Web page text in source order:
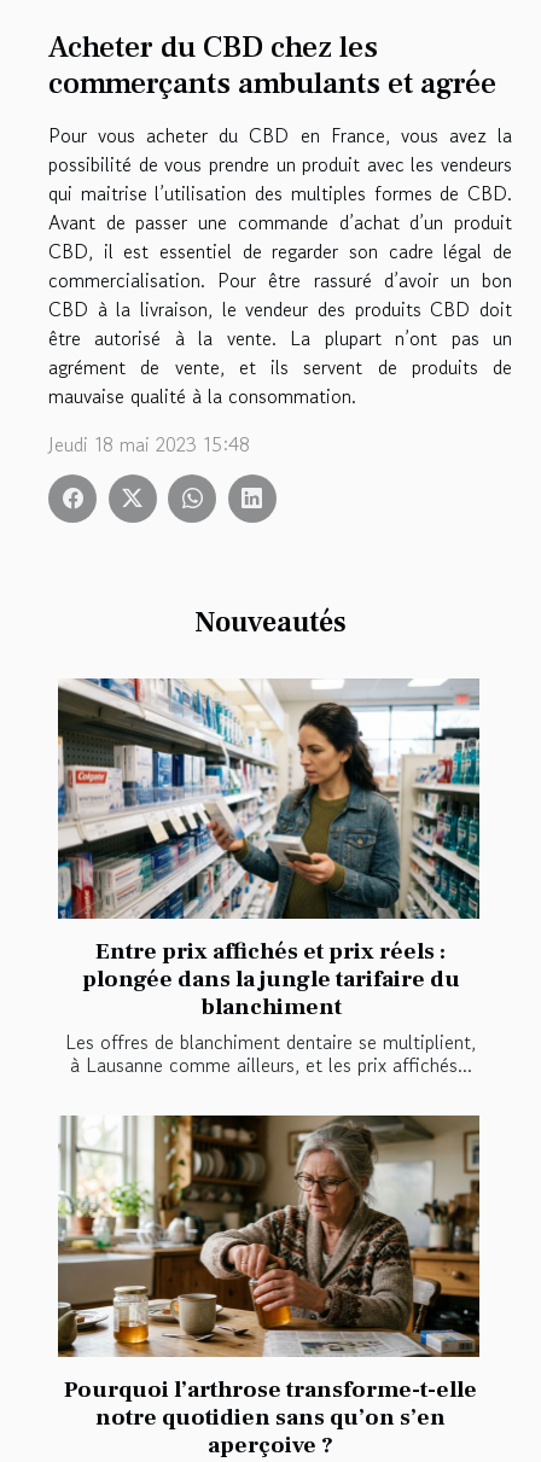
Nouveautés
Entre prix affichés et prix réels :
plongée dans la jungle tarifaire du
blanchiment
Les offres de blanchiment dentaire se multiplient,
à Lausanne comme ailleurs, et les prix affichés...
Pourquoi l’arthrose transforme-t-elle
notre quotidien sans qu’on s’en
aperçoive ?
Acheter du CBD chez les
commerçants ambulants et agrée
Pour vous acheter du CBD en France, vous avez la
possibilité de vous prendre un produit avec les vendeurs
qui maitrise l’utilisation des multiples formes de CBD.
Avant de passer une commande d’achat d’un produit
CBD, il est essentiel de regarder son cadre légal de
commercialisation. Pour être rassuré d’avoir un bon
CBD à la livraison, le vendeur des produits CBD doit
être autorisé à la vente. La plupart n’ont pas un
agrément de vente, et ils servent de produits de
mauvaise qualité à la consommation.
Jeudi 18 mai 2023 15:48